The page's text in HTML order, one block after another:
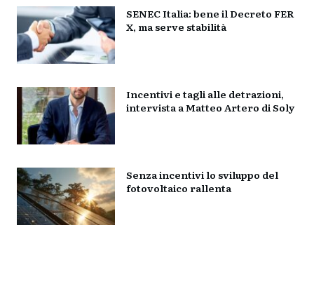
SENEC Italia: bene il Decreto FER
X, ma serve stabilità
Incentivi e tagli alle detrazioni,
intervista a Matteo Artero di Soly
Senza incentivi lo sviluppo del
fotovoltaico rallenta